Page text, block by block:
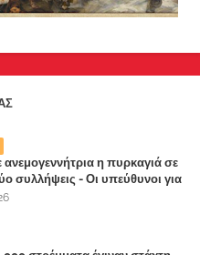
η πυρκαγιά σε
συλλήψεις - Οι υπεύθυνοι για
της κατάσβεσης θα